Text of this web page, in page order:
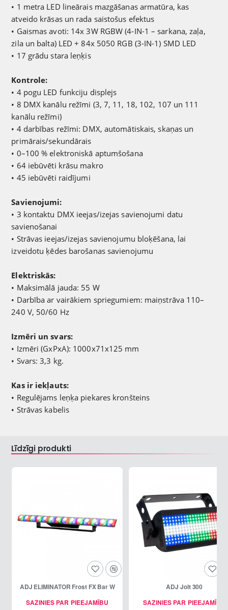
• 1 metra LED lineārais mazgāšanas armatūra, kas
atveido krāsas un rada saistošus efektus
• Gaismas avoti: 14x 3W RGBW (4-IN-1 – sarkana, zaļa,
zila un balta) LED + 84x 5050 RGB (3-IN-1) SMD LED
• 17 grādu stara leņķis
Kontrole:
• 4 pogu LED funkciju displejs
• 8 DMX kanālu režīmi (3, 7, 11, 18, 102, 107 un 111
kanālu režīmi)
• 4 darbības režīmi: DMX, automātiskais, skaņas un
primārais/sekundārais
• 0–100 % elektroniskā aptumšošana
• 64 iebūvēti krāsu makro
• 45 iebūvēti raidījumi
Savienojumi:
• 3 kontaktu DMX ieejas/izejas savienojumi datu
savienošanai
• Strāvas ieejas/izejas savienojumu bloķēšana, lai
izveidotu ķēdes barošanas savienojumu
Elektriskās:
• Maksimālā jauda: 55 W
• Darbība ar vairākiem spriegumiem: maiņstrāva 110–
240 V, 50/60 Hz
Izmēri un svars:
• Izmēri (GxPxA): 1000x71x125 mm
• Svars: 3,3 kg.
Kas ir iekļauts:
• Regulējams leņķa piekares kronšteins
• Strāvas kabelis
Līdzīgi produkti
SAZINIES PAR PIEEJAMĪBU
ADJ ELIMINATOR Frost FX Bar W
SAZINIES PAR PIEEJAMĪBU
ADJ Jolt 300